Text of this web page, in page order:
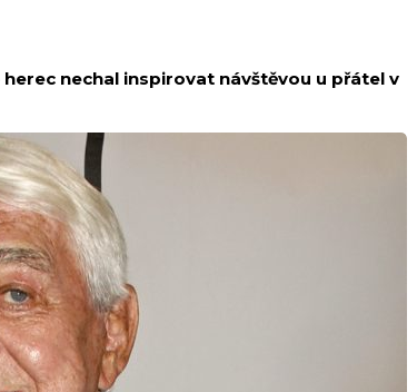
nechal inspirovat návštěvou u přátel v